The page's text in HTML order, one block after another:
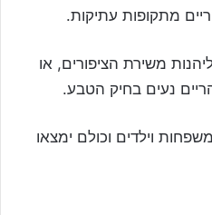
מתקופות עתיקות.
משירת הציפורים, או
נעים בחיק הטבע.
וילדים וכולם ימצאו